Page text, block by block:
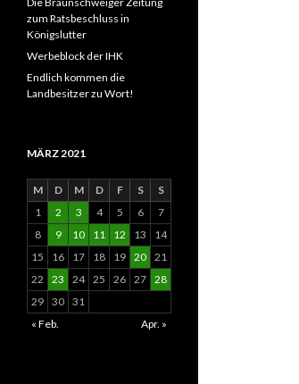
zum Ratsbeschluss in
Königslutter
Werbeblock der IHK
Endlich kommen die
Landbesitzer zu Wort!
MÄRZ 2021
M D M D F S
S
1
2 3 4 5 6
7
8
9 10 11 12 13
14
15
16 17 18 19 20 21
22
23 24 25 26 27 28
29 30 31
« Feb.
Apr. »